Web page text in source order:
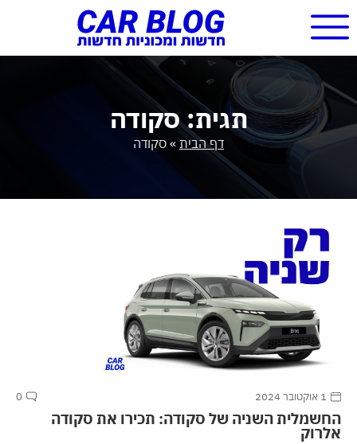
תגית: סקודה
דף הבית » סקודה
1 אוקטובר 2024 0
החשמלית השניה של סקודה: תכירו את סקודה
אלרוק